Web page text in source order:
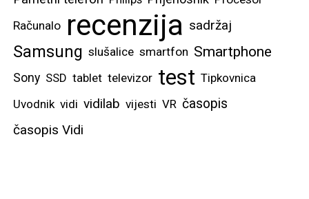
Računalo recenzija sadržaj
Samsung slušalice smartfon Smartphone
Sony SSD tablet televizor test Tipkovnica
Uvodnik vidi vidilab vijesti VR časopis
časopis Vidi